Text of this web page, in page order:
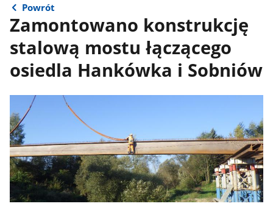
Powrót
Zamontowano konstrukcję
stalową mostu łączącego
osiedla Hankówka i Sobniów